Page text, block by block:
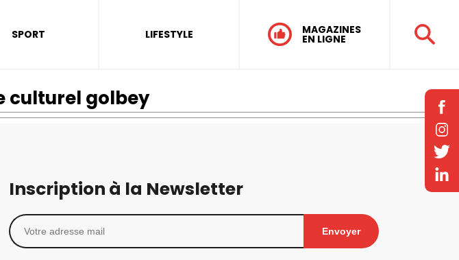
SPORT LIFESTYLE MAGAZINES
EN LIGNE
culturel golbey
Inscription à la Newsletter
Envoyer